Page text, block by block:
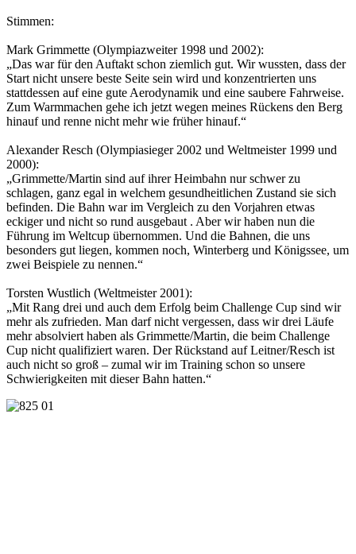
Stimmen:
Mark Grimmette (Olympiazweiter 1998 und 2002):
„Das war für den Auftakt schon ziemlich gut. Wir wussten, dass der
Start nicht unsere beste Seite sein wird und konzentrierten uns
stattdessen auf eine gute Aerodynamik und eine saubere Fahrweise.
Zum Warmmachen gehe ich jetzt wegen meines Rückens den Berg
hinauf und renne nicht mehr wie früher hinauf.“
Alexander Resch (Olympiasieger 2002 und Weltmeister 1999 und
2000):
„Grimmette/Martin sind auf ihrer Heimbahn nur schwer zu
schlagen, ganz egal in welchem gesundheitlichen Zustand sie sich
befinden. Die Bahn war im Vergleich zu den Vorjahren etwas
eckiger und nicht so rund ausgebaut . Aber wir haben nun die
Führung im Weltcup übernommen. Und die Bahnen, die uns
besonders gut liegen, kommen noch, Winterberg und Königssee, um
zwei Beispiele zu nennen.“
Torsten Wustlich (Weltmeister 2001):
„Mit Rang drei und auch dem Erfolg beim Challenge Cup sind wir
mehr als zufrieden. Man darf nicht vergessen, dass wir drei Läufe
mehr absolviert haben als Grimmette/Martin, die beim Challenge
Cup nicht qualifiziert waren. Der Rückstand auf Leitner/Resch ist
auch nicht so groß – zumal wir im Training schon so unsere
Schwierigkeiten mit dieser Bahn hatten.“